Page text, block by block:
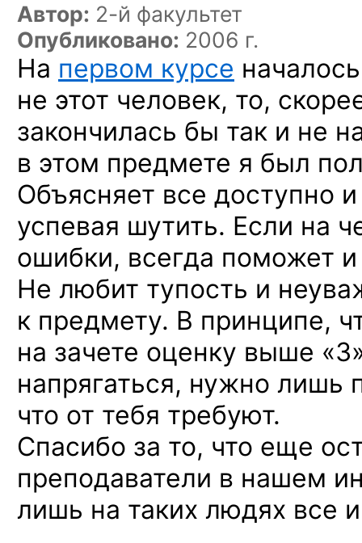
Автор: 2-й факультет
Опубликовано: 2006 г.
На первом курсе
не этот человек, то,
закончилась бы так и не
в этом предмете я был
Объясняет все доступно
успевая шутить. Если на
ошибки, всегда поможет и
Не любит тупость и
к предмету. В принципе,
на зачете оценку выше
напрягаться, нужно лишь
что от тебя требуют.
Спасибо за то, что еще
преподаватели в нашем
лишь на таких людях все